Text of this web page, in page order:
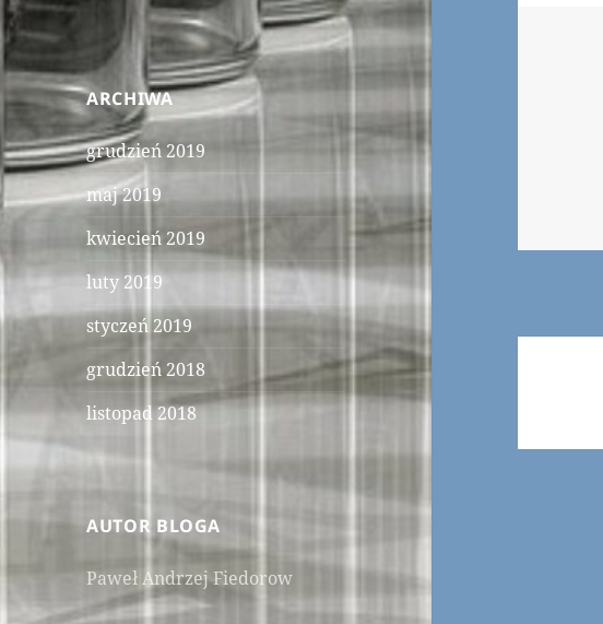
ARCHIWA
grudzień 2019
maj 2019
kwiecień 2019
luty 2019
styczeń 2019
grudzień 2018
listopad 2018
AUTOR BLOGA
Paweł Andrzej Fiedorow